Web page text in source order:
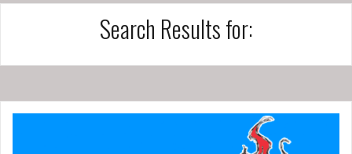
Search Results for: